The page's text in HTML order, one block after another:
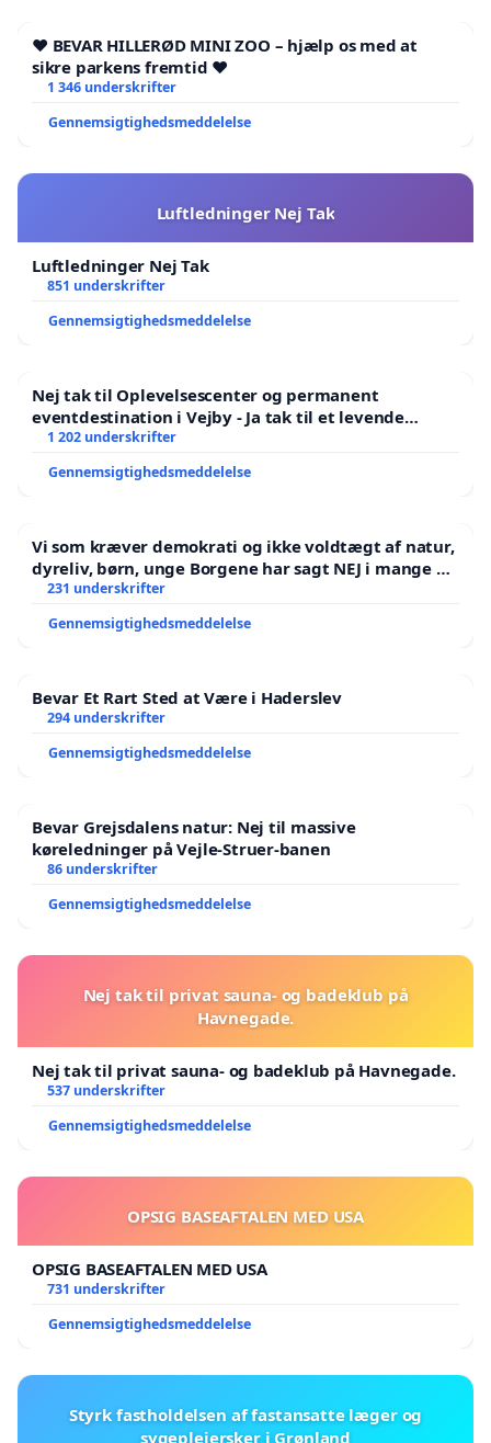
❤️ BEVAR HILLERØD MINI ZOO – hjælp os med at
sikre parkens fremtid ❤️
1 346 underskrifter
Gennemsigtighedsmeddelelse
Luftledninger Nej Tak
Luftledninger Nej Tak
851 underskrifter
Gennemsigtighedsmeddelelse
Nej tak til Oplevelsescenter og permanent
eventdestination i Vejby - Ja tak til et levende
lokalområde i balance
1 202 underskrifter
Gennemsigtighedsmeddelelse
Vi som kræver demokrati og ikke voldtægt af natur,
dyreliv, børn, unge Borgene har sagt NEJ i mange år.
Der er
231 underskrifter
Gennemsigtighedsmeddelelse
Bevar Et Rart Sted at Være i Haderslev
294 underskrifter
Gennemsigtighedsmeddelelse
Bevar Grejsdalens natur: Nej til massive
køreledninger på Vejle-Struer-banen
86 underskrifter
Gennemsigtighedsmeddelelse
Nej tak til privat sauna- og badeklub på
Havnegade.
Nej tak til privat sauna- og badeklub på Havnegade.
537 underskrifter
Gennemsigtighedsmeddelelse
OPSIG BASEAFTALEN MED USA
OPSIG BASEAFTALEN MED USA
731 underskrifter
Gennemsigtighedsmeddelelse
Styrk fastholdelsen af fastansatte læger og
sygeplejersker i Grønland